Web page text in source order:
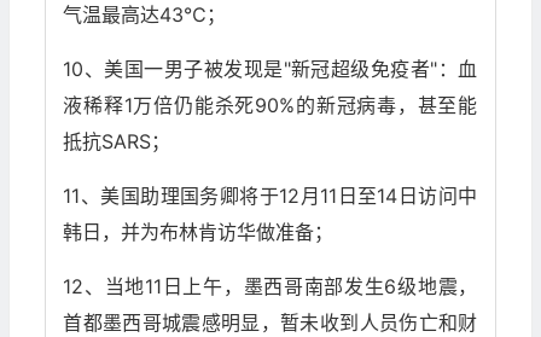
气温最高达43℃；
10、美国一男子被发现是"新冠超级免疫者"：血
液稀释1万倍仍能杀死90%的新冠病毒，甚至能
抵抗SARS；
11、美国助理国务卿将于12月11日至14日访问中
韩日，并为布林肯访华做准备；
12、当地11日上午，墨西哥南部发生6级地震，
首都墨西哥城震感明显，暂未收到人员伤亡和财